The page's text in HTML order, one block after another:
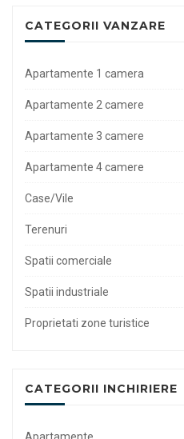
CATEGORII VANZARE
Apartamente 1 camera
Apartamente 2 camere
Apartamente 3 camere
Apartamente 4 camere
Case/Vile
Terenuri
Spatii comerciale
Spatii industriale
Proprietati zone turistice
CATEGORII INCHIRIERE